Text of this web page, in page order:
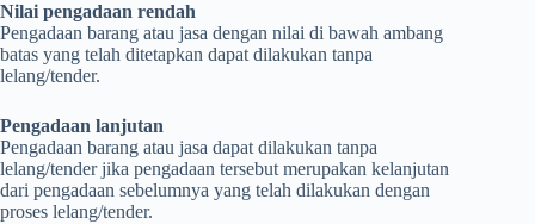
Nilai pengadaan rendah
Pengadaan barang atau jasa dengan nilai di bawah ambang
batas yang telah ditetapkan dapat dilakukan tanpa
lelang/tender.
Pengadaan lanjutan
Pengadaan barang atau jasa dapat dilakukan tanpa
lelang/tender jika pengadaan tersebut merupakan kelanjutan
dari pengadaan sebelumnya yang telah dilakukan dengan
proses lelang/tender.